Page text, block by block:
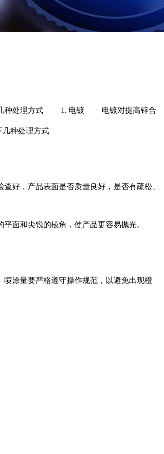
下几种处理方式 1. 电镀 电镀对提高锌合
几种处理方式
查好，产品表面是否质量良好，是否有疏松、
面和尖锐的棱角，使产品更容易抛光。
涂量要严格遵守操作规范，以避免出现橙